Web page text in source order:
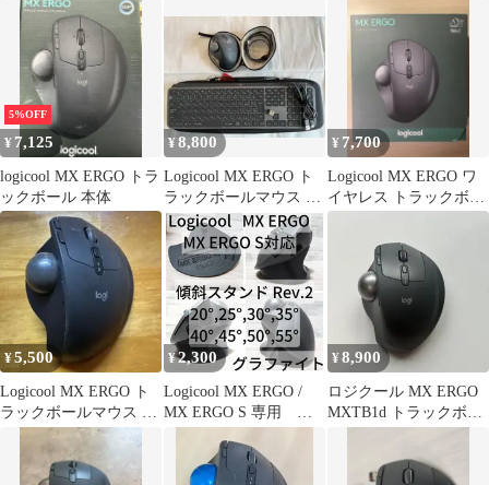
5%OFF
¥ 7,125
logicool MX ERGO トラ
ックボール 本体
¥8,800
Logicool MX ERGO ト
ラックボールマウス ケ
ース キーボードセット
¥ 7,700
Logicool MX ERGO ワ
イヤレス トラックボー
¥5,500
Logicool MX ERGO ト
ラックボールマウス 本
¥2,300
Logicool MX ERGO /
MX ERGO S 専用 傾
25°,30°,35°,40°,45°,50°,
55°（グラファイト）
¥8,900
ロジクール MX ERGO
MXTB1d トラックボー